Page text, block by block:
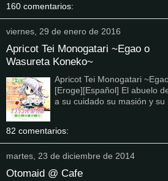
160 comentarios:
viernes, 29 de enero de 2016
Apricot Tei Monogatari ~Egao o
Wasureta Koneko~
Apricot Tei Monogatari
[Eroge][Español] El abuelo
a su cuidado su masión y su
82 comentarios:
martes, 23 de diciembre de 2014
Otomaid @ Cafe